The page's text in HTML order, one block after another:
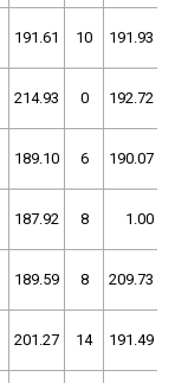
191.61 10 191.93
214.93 0 192.72
189.10 6 190.07
187.92 8 1.00
189.59 8 209.73
201.27 14 191.49